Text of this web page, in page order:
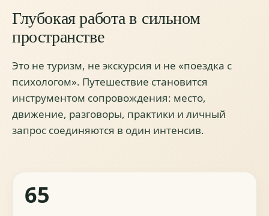
Глубокая работа в сильном
пространстве
Это не туризм, не экскурсия и не «поездка с
психологом». Путешествие становится
инструментом сопровождения: место,
движение, разговоры, практики и личный
запрос соединяются в один интенсив.
65